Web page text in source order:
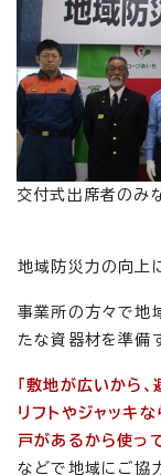
交付式出席者のみ
地域防災力の向上
事業所の方々で地
たな資器材を準備
「敷地が広いから
リフトやジャッキな
戸があるから使っ
などで地域にご協